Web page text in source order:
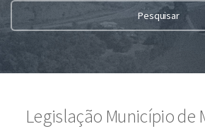
Legislação Município de